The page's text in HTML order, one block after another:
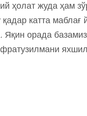
ҳолат жуда ҳам
қадар катта
Яқин орада